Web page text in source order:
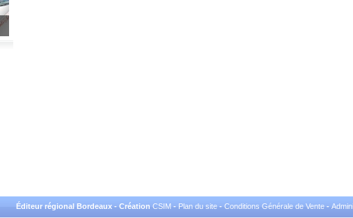
Éditeur régional Bordeaux - Création CSIM- Plan du site- Conditions Générale de Vente-